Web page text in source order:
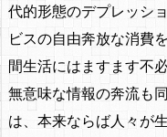
代的形態のデプレッシ
ビスの自由奔放な消費
間生活にはますます不
無意味な情報の奔流も
は、本来ならば人々が